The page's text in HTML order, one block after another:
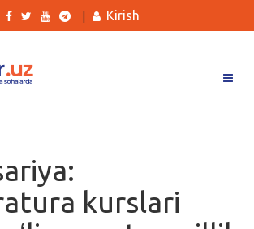
Kirish
kurslari